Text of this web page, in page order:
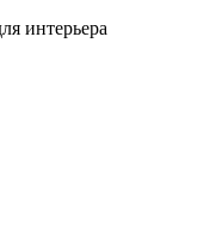
интерьера